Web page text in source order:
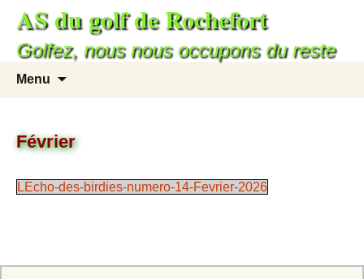
AS du golf de Rochefort
Golfez, nous nous occupons du reste
Menu
Février
LEcho-des-birdies-numero-14-Fevrier-2026